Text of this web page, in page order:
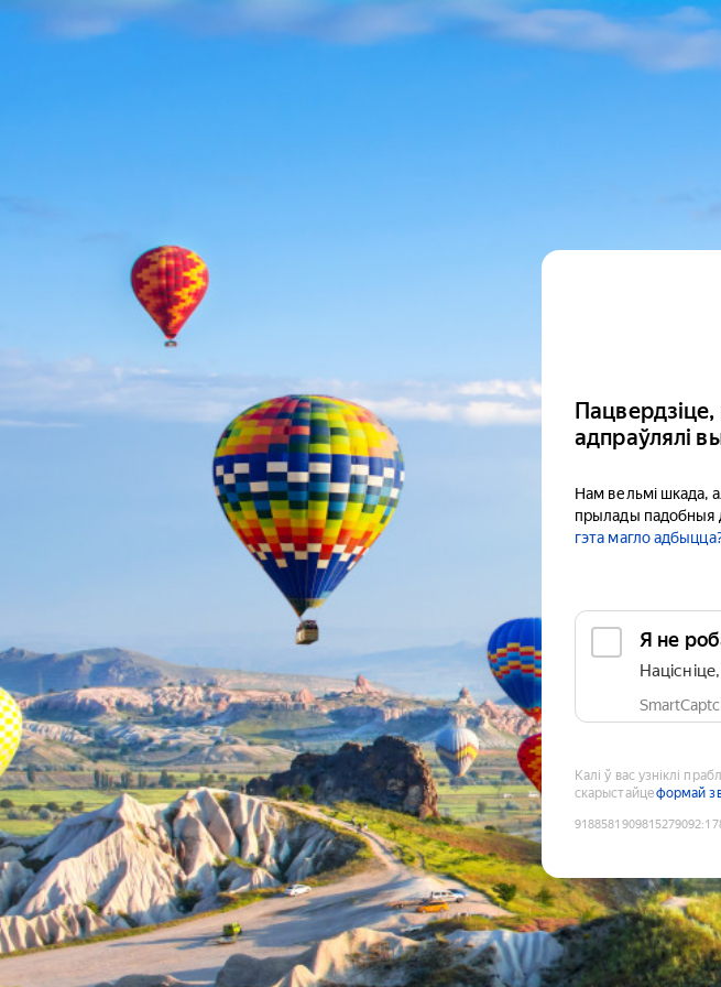
адпраўлялі
Нам вельмі шкада,
прылады падобныя
гэта магло
Я не
Калі ў вас узніклі
скарыстайцеформай
9188581909815279092: